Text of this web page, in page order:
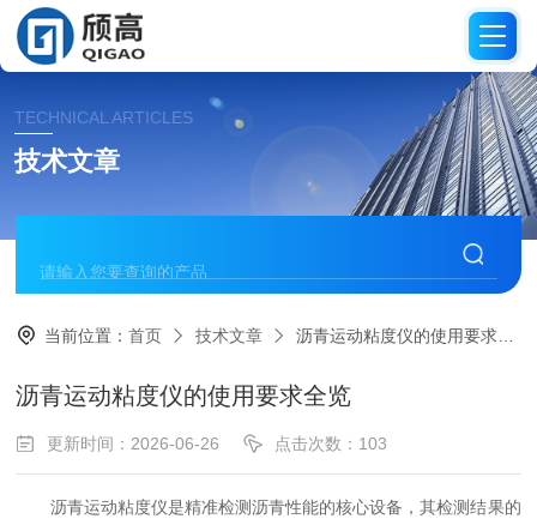
TECHNICAL ARTICLES
技术文章
当前位置：首页 技术文章 沥青运动粘度仪的使用要求全览
沥青运动粘度仪的使用要求全览
更新时间：2026-06-26 点击次数：103
沥青运动粘度仪是精准检测沥青性能的核心设备，其检测结果的